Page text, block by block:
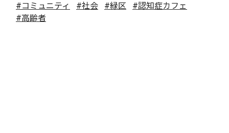
#コミュニティ #社会 #緑区
#認知症カフェ
#高齢者